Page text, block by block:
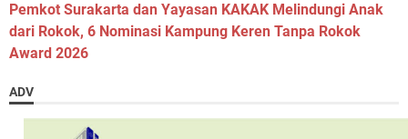
Pemkot Surakarta dan Yayasan KAKAK Melindungi Anak
dari Rokok, 6 Nominasi Kampung Keren Tanpa Rokok
Award 2026
ADV